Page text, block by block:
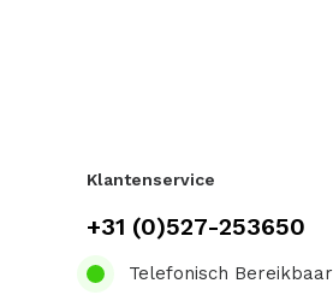
Klantenservice
+31 (0)527-253650
Telefonisch Bereikbaar